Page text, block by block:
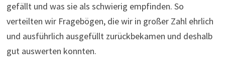
gefällt und was sie als schwierig empfinden. So
verteilten wir Fragebögen, die wir in großer Zahl ehrlich
und ausführlich ausgefüllt zurückbekamen und deshalb
gut auswerten konnten.